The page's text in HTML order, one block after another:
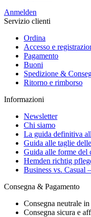
Anmelden
Servizio clienti
Ordina
Accesso e
Pagamento
Buoni
Spedizione &
Ritorno e rimborso
Informazioni
Newsletter
Chi siamo
La guida definitiva
Guida alle taglie
Guida alle forme del
Hemden richtig
Business vs. Casual
Consegna & Pagamento
Consegna neutrale
Consegna sicura e